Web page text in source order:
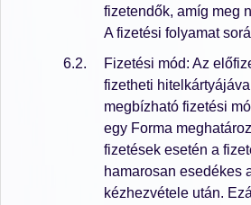
fizetendők, amíg meg
A fizetési folyamat
Fizetési mód: Az
fizetheti
megbízható fizetési
egy Forma
fizetések esetén a
hamarosan esedékes
kézhezvétele után.